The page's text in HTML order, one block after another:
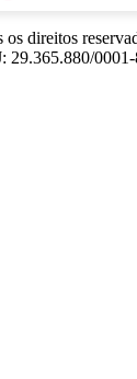
direitos
29.365.880/0001-